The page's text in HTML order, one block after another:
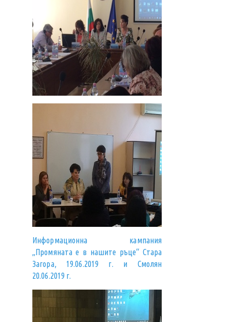
Информационна кампания
„Промяната е в нашите ръце“ Стара
Загора, 19.06.2019 г. и Смолян
20.06.2019 г.